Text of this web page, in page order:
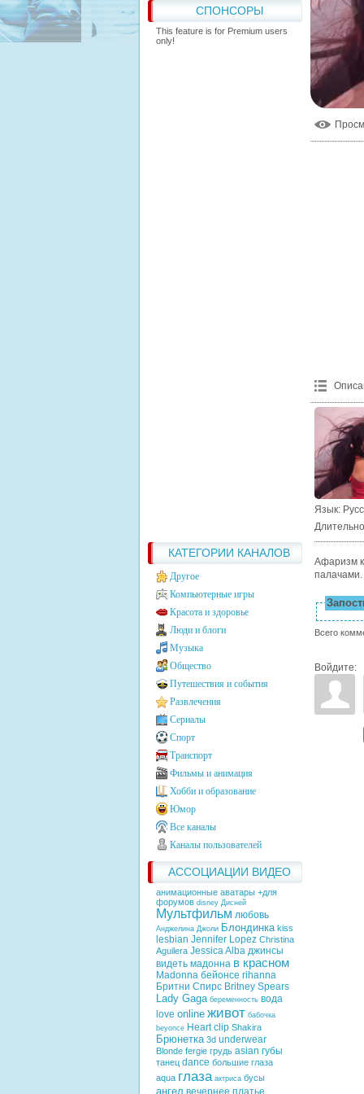
СПОНСОРЫ
This feature is for Premium users
only!
КАТЕГОРИИ КАНАЛОВ
Другое
Компьютерные игры
Красота и здоровье
Люди и блоги
Музыка
Общество
Путешествия и события
Развлечения
Сериалы
Спорт
Транспорт
Фильмы и анимация
Хобби и образование
Юмор
Все каналы
Каналы пользователей
АССОЦИАЦИИ ВИДЕО
анимационные аватары +для
форумов disney Дисней
Мультфильм любовь
Анджелина Джоли Блондинка kiss
lesbian Jennifer Lopez Christina
Aguilera Jessica Alba джинсы
видеть мадонна в красном
Madonna бейонсе rihanna
Бритни Спирс Britney Spears
Lady Gaga беременность вода
love online живот бабочка
beyonce Heart clip Shakira
Брюнетка 3d underwear
Blonde fergie грудь asian губы
танец dance большие глаза
aqua глаза актриса бусы
ангел вечернее платье
Язык:
Афаризм
Всего
Войдите: